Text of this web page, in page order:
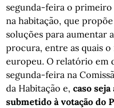
segunda-feira o
na habitação, que
soluções para aumentar
procura, entre as quais
europeu. O relatório em
segunda-feira na
da Habitação e, caso
submetido à votação do